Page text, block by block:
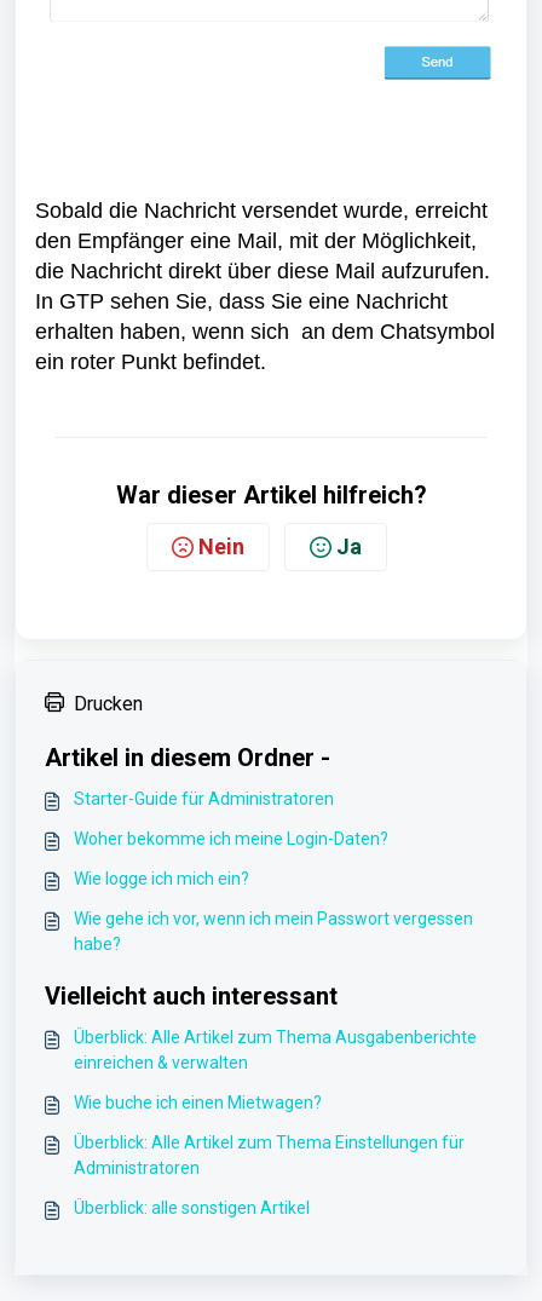
Sobald die Nachricht versendet wurde, erreicht
den Empfänger eine Mail, mit der Möglichkeit,
die Nachricht direkt über diese Mail aufzurufen.
In GTP sehen Sie, dass Sie eine Nachricht
erhalten haben, wenn sich an dem Chatsymbol
ein roter Punkt befindet.
War dieser Artikel hilfreich?
Nein Ja
Drucken
Artikel in diesem Ordner -
Starter-Guide für Administratoren
Woher bekomme ich meine Login-Daten?
Wie logge ich mich ein?
Wie gehe ich vor, wenn ich mein Passwort vergessen
habe?
Vielleicht auch interessant
Überblick: Alle Artikel zum Thema Ausgabenberichte
einreichen & verwalten
Wie buche ich einen Mietwagen?
Überblick: Alle Artikel zum Thema Einstellungen für
Administratoren
Überblick: alle sonstigen Artikel